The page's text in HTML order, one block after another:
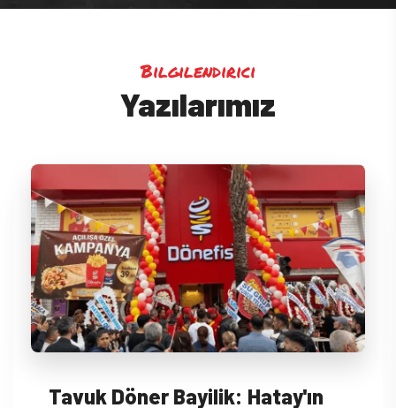
Bilgilendirici
Yazılarımız
Tavuk Döner Bayilik: Hatay'ın